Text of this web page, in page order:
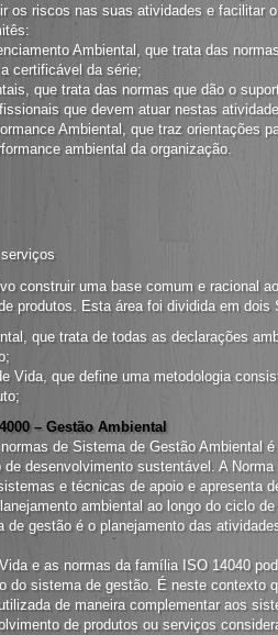
os riscos nas suas atividades e facilitar
Ambiental, que trata das
certificável da série;
que trata das normas que dão o
que devem atuar nestas
Ambiental, que traz orientações
ambiental da organização.
construir uma base comum e racional
produtos. Esta área foi dividida em dois
que trata de todas as declarações
Vida, que define uma metodologia
– Gestão Ambiental
de Sistema de Gestão Ambiental
desenvolvimento sustentável. A
e técnicas de apoio e apresenta
ambiental ao longo do ciclo
de gestão é o planejamento das
e as normas da família ISO 14040
do sistema de gestão. É neste contexto
de maneira complementar aos
de produtos ou serviços